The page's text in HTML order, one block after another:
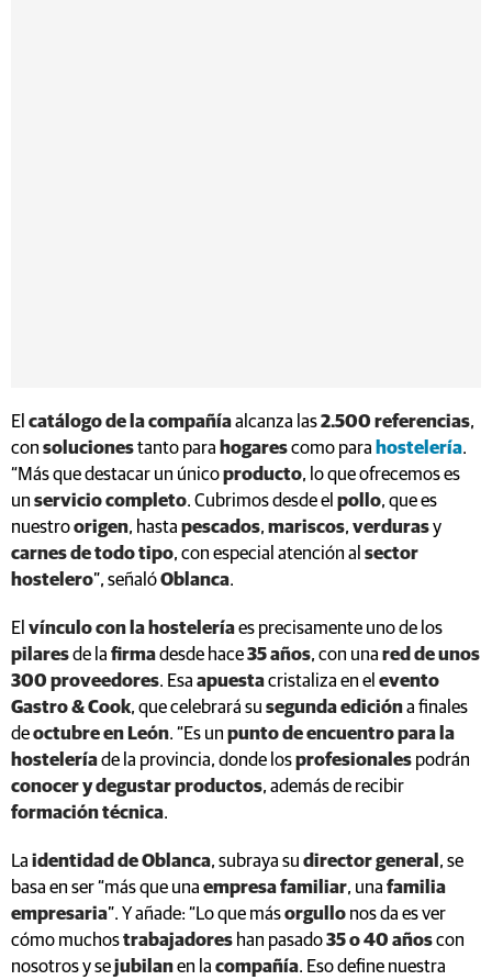
El catálogo de la compañíaalcanza las2.500 referencias,
con solucionestanto para hogarescomo para hostelería.
“Más que destacar un únicoproducto, lo que ofrecemos es
un servicio completo. Cubrimos desde el pollo, que es
nuestroorigen, hasta pescados, mariscos, verdurasy
carnes de todo tipo, con especial atención al sector
hostelero”, señalóOblanca.
El vínculo con la hosteleríaes precisamente uno de los
pilaresde la firmadesde hace35 años, con una red de unos
300 proveedores. Esa apuestacristaliza en el evento
Gastro & Cook, que celebrará su segunda edicióna finales
deoctubre en León. “Es un punto de encuentro para la
hosteleríade la provincia, donde losprofesionales podrán
conocer y degustar productos, además de recibir
formación técnica.
La identidad de Oblanca, subraya su director general , se
basa en ser “más que una empresa familiar, una familia
empresaria”. Y añade: “Lo que másorgullo nos da es ver
cómo muchostrabajadores han pasado35 o 40 añoscon
nosotros y sejubilanen la compañía. Eso define nuestra